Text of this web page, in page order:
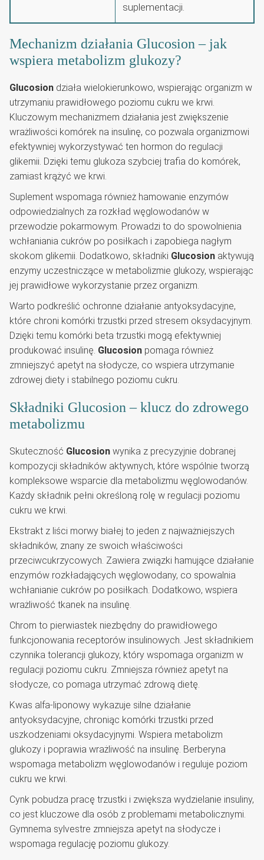
suplementacji.
Mechanizm działania Glucosion – jak
wspiera metabolizm glukozy?
Glucosion działa wielokierunkowo, wspierając organizm w
utrzymaniu prawidłowego poziomu cukru we krwi.
Kluczowym mechanizmem działania jest zwiększenie
wrażliwości komórek na insulinę, co pozwala organizmowi
efektywniej wykorzystywać ten hormon do regulacji
glikemii. Dzięki temu glukoza szybciej trafia do komórek,
zamiast krążyć we krwi.
Suplement wspomaga również hamowanie enzymów
odpowiedzialnych za rozkład węglowodanów w
przewodzie pokarmowym. Prowadzi to do spowolnienia
wchłaniania cukrów po posiłkach i zapobiega nagłym
skokom glikemii. Dodatkowo, składniki Glucosion aktywują
enzymy uczestniczące w metabolizmie glukozy, wspierając
jej prawidłowe wykorzystanie przez organizm.
Warto podkreślić ochronne działanie antyoksydacyjne,
które chroni komórki trzustki przed stresem oksydacyjnym.
Dzięki temu komórki beta trzustki mogą efektywniej
produkować insulinę. Glucosion pomaga również
zmniejszyć apetyt na słodycze, co wspiera utrzymanie
zdrowej diety i stabilnego poziomu cukru.
Składniki Glucosion – klucz do zdrowego
metabolizmu
Skuteczność Glucosion wynika z precyzyjnie dobranej
kompozycji składników aktywnych, które wspólnie tworzą
kompleksowe wsparcie dla metabolizmu węglowodanów.
Każdy składnik pełni określoną rolę w regulacji poziomu
cukru we krwi.
Ekstrakt z liści morwy białej to jeden z najważniejszych
składników, znany ze swoich właściwości
przeciwcukrzycowych. Zawiera związki hamujące działanie
enzymów rozkładających węglowodany, co spowalnia
wchłanianie cukrów po posiłkach. Dodatkowo, wspiera
wrażliwość tkanek na insulinę.
Chrom to pierwiastek niezbędny do prawidłowego
funkcjonowania receptorów insulinowych. Jest składnikiem
czynnika tolerancji glukozy, który wspomaga organizm w
regulacji poziomu cukru. Zmniejsza również apetyt na
słodycze, co pomaga utrzymać zdrową dietę.
Kwas alfa-liponowy wykazuje silne działanie
antyoksydacyjne, chroniąc komórki trzustki przed
uszkodzeniami oksydacyjnymi. Wspiera metabolizm
glukozy i poprawia wrażliwość na insulinę. Berberyna
wspomaga metabolizm węglowodanów i reguluje poziom
cukru we krwi.
Cynk pobudza pracę trzustki i zwiększa wydzielanie insuliny,
co jest kluczowe dla osób z problemami metabolicznymi.
Gymnema sylvestre zmniejsza apetyt na słodycze i
wspomaga regulację poziomu glukozy.